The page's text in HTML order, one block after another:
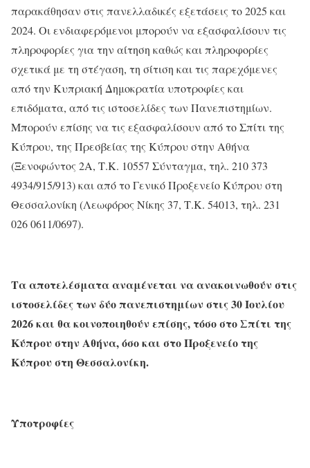
παρακάθησαν στις πανελλαδικές εξετάσεις το 2025 και
2024. Οι ενδιαφερόμενοι μπορούν να εξασφαλίσουν τις
πληροφορίες για την αίτηση καθώς και πληροφορίες
σχετικά με τη στέγαση, τη σίτιση και τις παρεχόμενες
από την Κυπριακή Δημοκρατία υποτροφίες και
επιδόματα, από τις ιστοσελίδες των Πανεπιστημίων.
Μπορούν επίσης να τις εξασφαλίσουν από το Σπίτι της
Κύπρου, της Πρεσβείας της Κύπρου στην Αθήνα
(Ξενοφώντος 2Α, Τ.Κ. 10557 Σύνταγμα, τηλ. 210 373
4934/915/913) και από το Γενικό Προξενείο Κύπρου στη
Θεσσαλονίκη (Λεωφόρος Νίκης 37, Τ.Κ. 54013, τηλ. 231
026 0611/0697).
Τα αποτελέσματα αναμένεται να ανακοινωθούν στις
ιστοσελίδες των δύο πανεπιστημίων στις 30 Ιουλίου
2026 και θα κοινοποιηθούν επίσης, τόσο στο Σπίτι της
Κύπρου στην Αθήνα, όσο και στο Προξενείο της
Κύπρου στη Θεσσαλονίκη.
Υποτροφίες